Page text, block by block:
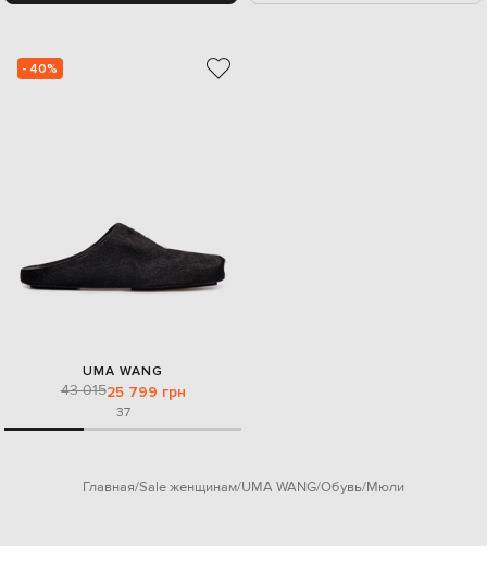
- 40%
UMA WANG
43 01525 799 грн
37
Главная Sale женщинам UMA WANG Обувь Мюли